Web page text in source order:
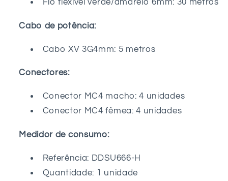
Fio flexível verde/amarelo 6mm: 30 metros
Cabo de potência:
Cabo XV 3G4mm: 5 metros
Conectores:
Conector MC4 macho: 4 unidades
Conector MC4 fêmea: 4 unidades
Medidor de consumo:
Referência: DDSU666-H
Quantidade: 1 unidade